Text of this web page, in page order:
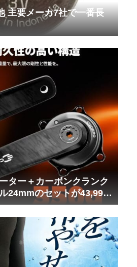
主要メーカ7社で一番長
ター＋カーボンクランク
24mmのセットが43,999